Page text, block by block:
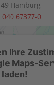
Hamburg
040 67377-0
Ihre
Maps-
laden!